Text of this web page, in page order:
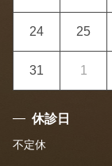
24 25
31 1
休診日
不定休